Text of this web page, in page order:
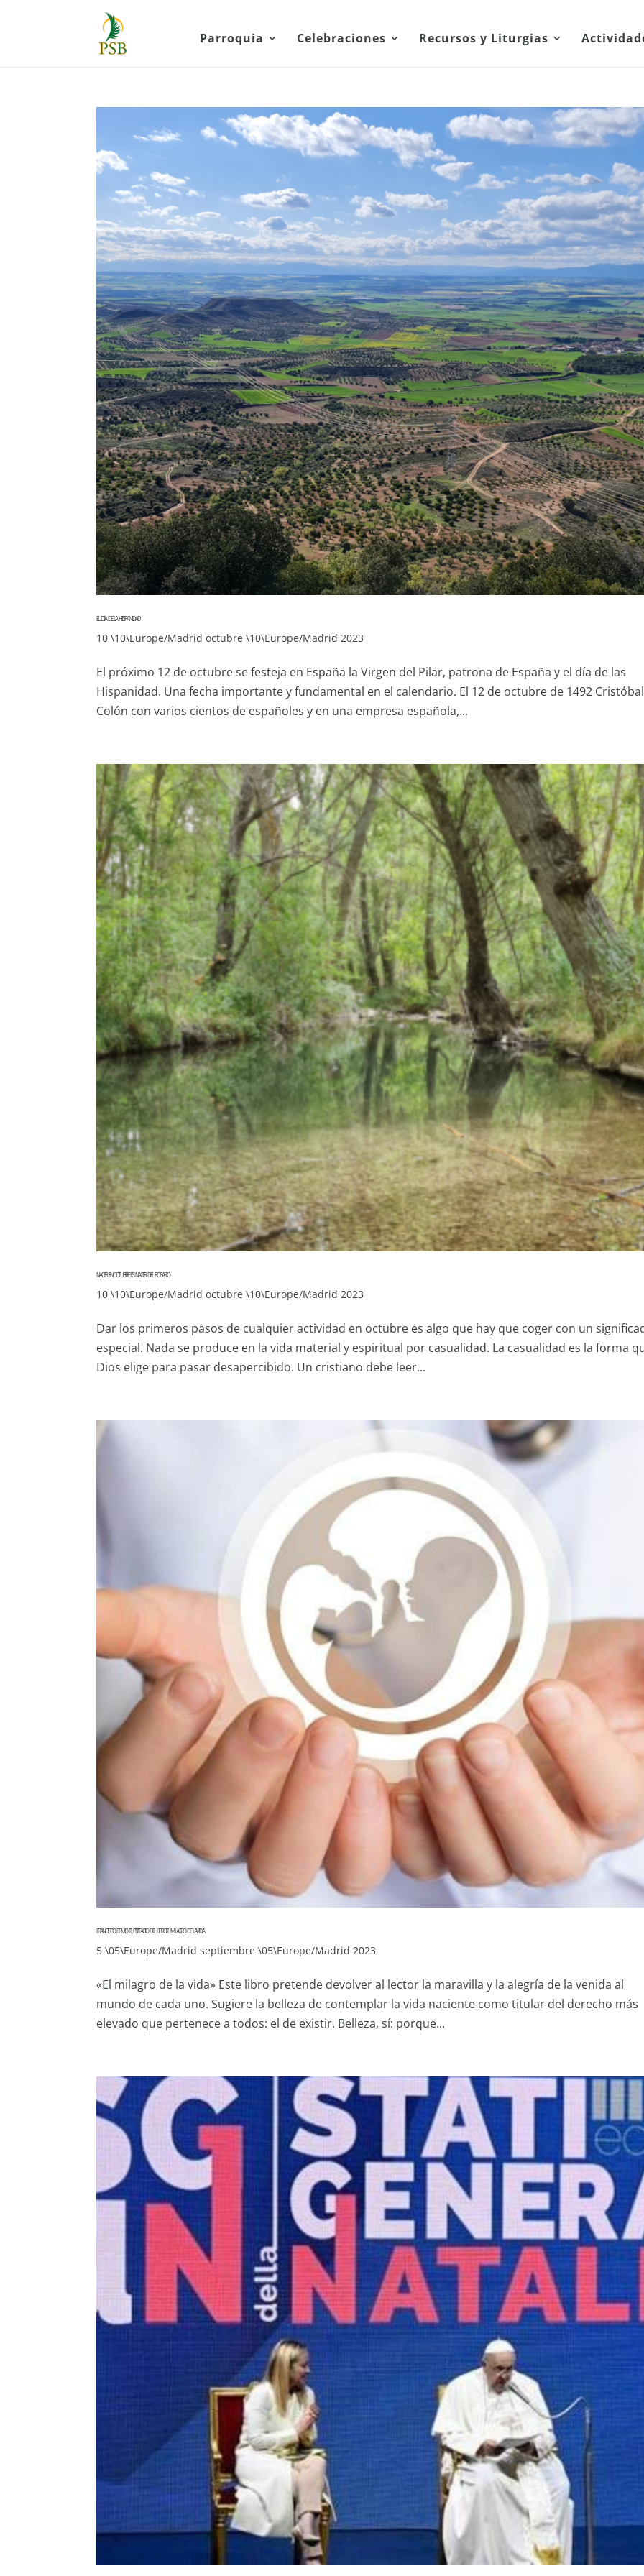
Parroquia Celebraciones Recursos y Liturgias
EL DÍA DE LA HISPANIDAD
10 \10\Europe/Madrid octubre \10\Europe/Madrid 2023
El próximo 12 de octubre se festeja en España la Virgen del Pilar, patrona de España y el día de las
Hispanidad. Una fecha importante y fundamental en el calendario. El 12 de octubre de 1492 Cristóbal
Colón con varios cientos de españoles y en una empresa española,...
NACER EN OCTUBRE ES NACER DEL ROSARIO
10 \10\Europe/Madrid octubre \10\Europe/Madrid 2023
Dar los primeros pasos de cualquier actividad en octubre es algo que hay que coger con un
especial. Nada se produce en la vida material y espiritual por casualidad. La casualidad es la forma
Dios elige para pasar desapercibido. Un cristiano debe leer...
FRANCISCO FIRMO EL PREFACIO DEL LIBRO ‘EL MILAGRO DE LA VIDA’
5 \05\Europe/Madrid septiembre \05\Europe/Madrid 2023
«El milagro de la vida» Este libro pretende devolver al lector la maravilla y la alegría de la venida al
mundo de cada uno. Sugiere la belleza de contemplar la vida naciente como titular del derecho más
elevado que pertenece a todos: el de existir. Belleza, sí: porque...